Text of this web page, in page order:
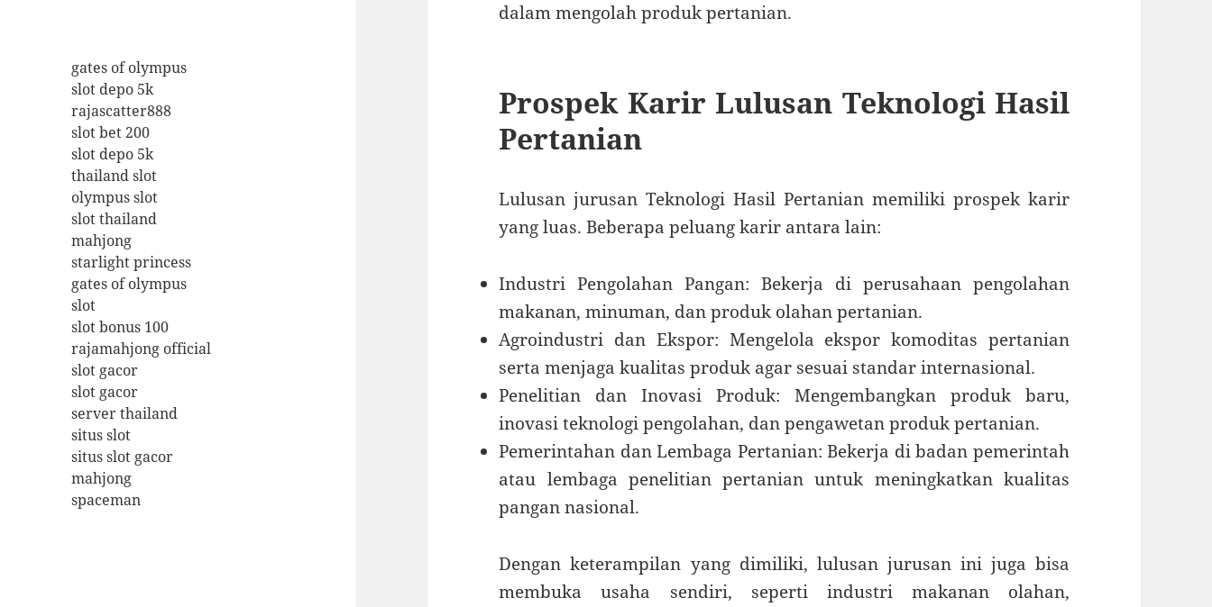
gates of olympus
slot depo 5k
rajascatter888
slot bet 200
slot depo 5k
thailand slot
olympus slot
slot thailand
mahjong
starlight princess
gates of olympus
slot
slot bonus 100
rajamahjong official
slot gacor
slot gacor
server thailand
situs slot
situs slot gacor
mahjong
spaceman
dalam mengolah produk pertanian.
Prospek Karir Lulusan Teknologi Hasil
Pertanian
Lulusan jurusan Teknologi Hasil Pertanian memiliki prospek karir
yang luas. Beberapa peluang karir antara lain:
Industri Pengolahan Pangan: Bekerja di perusahaan pengolahan
makanan, minuman, dan produk olahan pertanian.
Agroindustri dan Ekspor: Mengelola ekspor komoditas pertanian
serta menjaga kualitas produk agar sesuai standar internasional.
Penelitian dan Inovasi Produk: Mengembangkan produk baru,
inovasi teknologi pengolahan, dan pengawetan produk pertanian.
Pemerintahan dan Lembaga Pertanian: Bekerja di badan pemerintah
atau lembaga penelitian pertanian untuk meningkatkan kualitas
pangan nasional.
Dengan keterampilan yang dimiliki, lulusan jurusan ini juga bisa
membuka usaha sendiri, seperti industri makanan olahan,